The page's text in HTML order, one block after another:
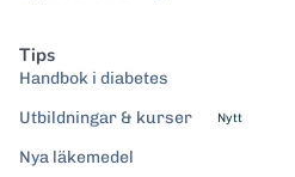
Tips
Handbok i diabetes
Utbildningar & kurser
Nytt
Nya läkemedel